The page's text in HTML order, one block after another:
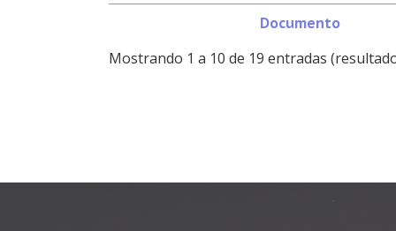
Documento
Mostrando 1 a 10 de 19 entradas